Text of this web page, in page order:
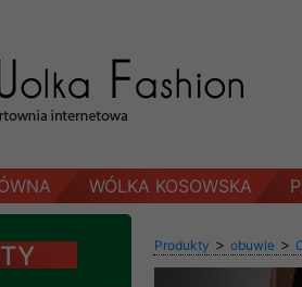
WÓLKA KOSOWSKA
Produkty > obuwie >